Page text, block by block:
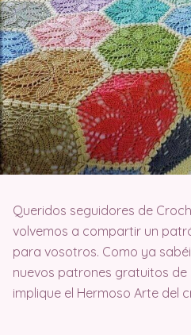
Queridos seguidores de
volvemos a compartir un
para vosotros. Como ya
nuevos patrones gratuitos
implique el Hermoso Arte del